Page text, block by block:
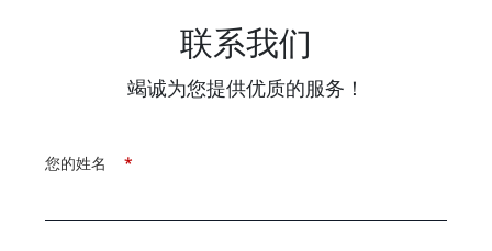
联系我们
竭诚为您提供优质的服务！
*
您的姓名